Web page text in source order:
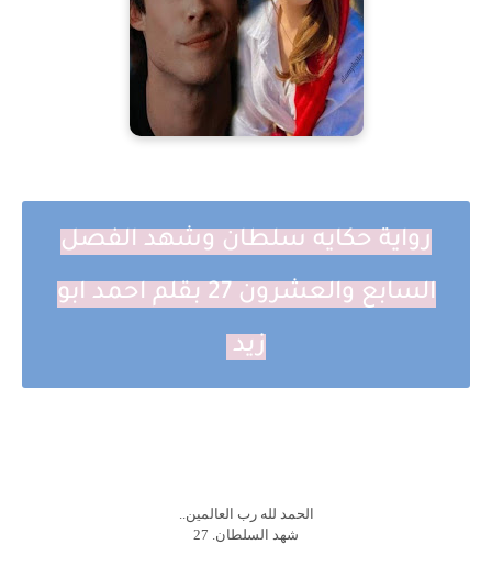
رواية حكايه سلطان وشهد الفصل
السابع والعشرون 27 بقلم احمد ابو
زيد
الحمد لله رب العالمين..
شهد السلطان. 27